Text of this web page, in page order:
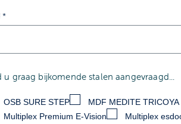
u graag bijkomende stalen aangevraagd...
OSB SURE STEP
MDF MEDITE
Multiplex Premium E-Vision
Multiplex